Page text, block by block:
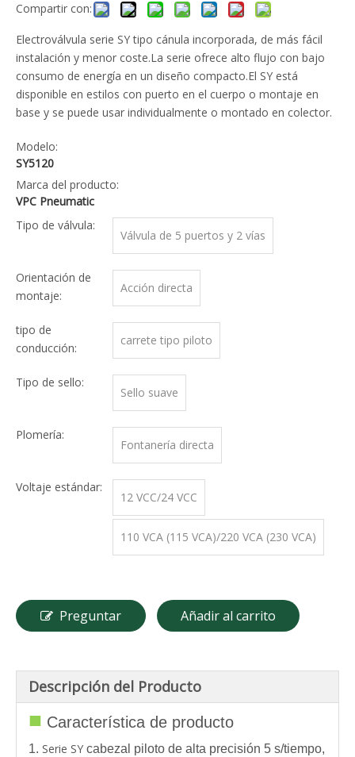
Compartir con:
Electroválvula serie SY tipo cánula incorporada, de más fácil
instalación y menor coste.La serie ofrece alto flujo con bajo
consumo de energía en un diseño compacto.El SY está
disponible en estilos con puerto en el cuerpo o montaje en
base y se puede usar individualmente o montado en colector.
Modelo:
SY5120
Marca del producto:
VPC Pneumatic
Tipo de válvula:
Válvula de 5 puertos y 2 vías
Orientación de
montaje:
Acción directa
tipo de
conducción:
carrete tipo piloto
Tipo de sello:
Sello suave
Plomería:
Fontanería directa
Voltaje estándar:
12 VCC/24 VCC
110 VCA (115 VCA)/220 VCA (230 VCA)
Preguntar Añadir al carrito
Descripción del Producto
■ Característica de producto
1. Serie SY cabezal piloto de alta precisión 5 s/tiempo,